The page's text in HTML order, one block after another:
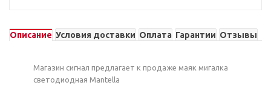
Описание Условия доставки Оплата Гарантии Отзывы
Магазин сигнал предлагает к продаже маяк мигалка
светодиодная Mantella